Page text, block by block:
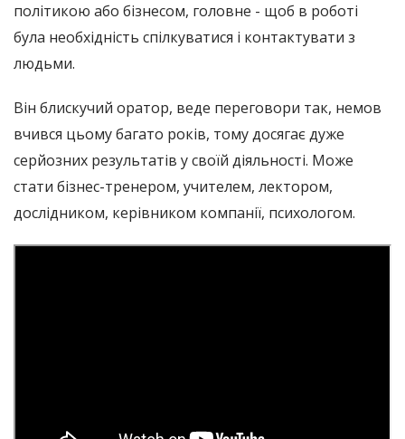
політикою або бізнесом, головне - щоб в роботі
була необхідність спілкуватися і контактувати з
людьми.
Він блискучий оратор, веде переговори так, немов
вчився цьому багато років, тому досягає дуже
серйозних результатів у своїй діяльності. Може
стати бізнес-тренером, учителем, лектором,
дослідником, керівником компанії, психологом.